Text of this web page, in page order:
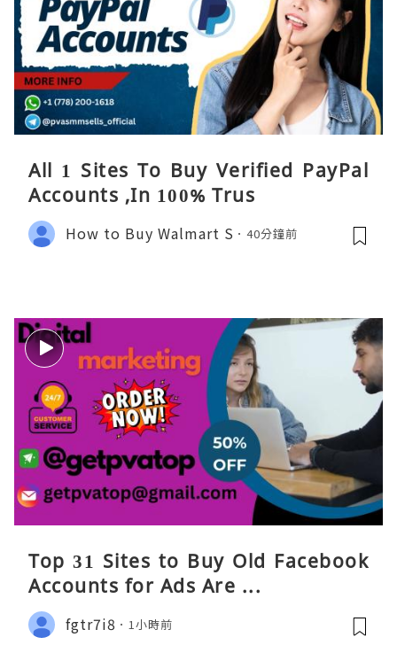
All 1 Sites To Buy Verified PayPal
Accounts ,In 100% Trus
How to Buy Walmart S 40分鐘前
Top 31 Sites to Buy Old Facebook
Accounts​ for Ads Are ...
fgtr7i8 1小時前